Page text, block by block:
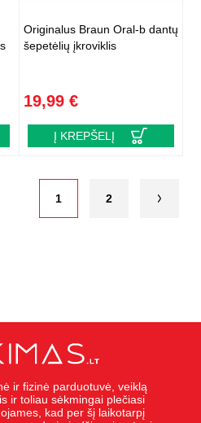
Originalus Braun Oral-b dantų
šepetėlių įkroviklis
19,99 €
Į KREPŠELĮ
1 2
ir fizinė parduotuvė, veiklą
ir toliau sėkmingai plečiasi
kad per šį laikotarpį